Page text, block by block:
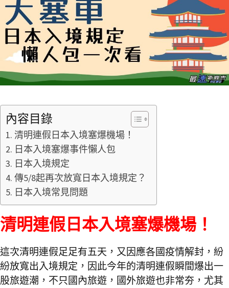
內容目錄
清明連假日本入境塞爆機場！
日本入境塞爆事件懶人包
日本入境規定
傳5/8起再次放寬日本入境規定？
日本入境常見問題
清明連假日本入境塞爆機場！
這次清明連假足足有五天，又因應各國疫情解封，紛
紛放寬出入境規定，因此今年的清明連假瞬間爆出一
股旅遊潮，不只國內旅遊，國外旅遊也非常夯，尤其